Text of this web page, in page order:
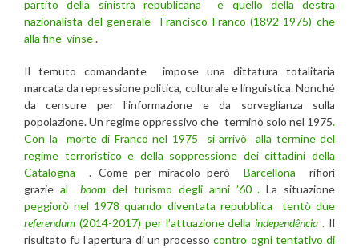
partito della sinistra republicana e quello della destra
nazionalista del generale Francisco Franco (1892-1975) che
alla fine vinse.
Il temuto comandante impose una dittatura totalitaria
marcata da repressione politica, culturale e linguistica. Nonché
da censure per l’informazione e da sorveglianza sulla
popolazione. Un regime oppressivo che terminò solo nel 1975.
Con la morte di Franco nel 1975 si arrivò alla termine del
regime terroristico e della soppressione dei cittadini della
Catalogna . Come per miracolo però Barcellona rifiorì
grazie alboom del turismo degli anni ’60 . La situazione
peggiorò nel 1978 quando diventata repubblica tentò due
referendum (2014-2017) per l’attuazione dellaindependência . Il
risultato fu l’apertura di un processocontro ogni tentativo di